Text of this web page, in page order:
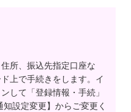
所、振込先指定口座な
上で手続きをします。イ
して「登録情報・手続」
設定変更】からご変更く